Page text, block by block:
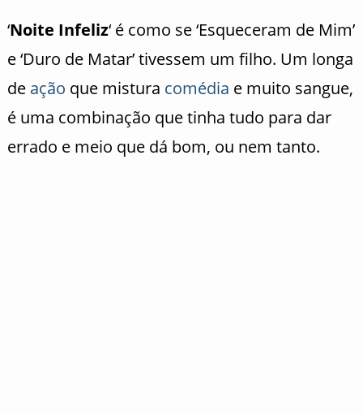
‘Noite Infeliz‘ é como se ‘Esqueceram de Mim’
e ‘Duro de Matar’ tivessem um filho. Um longa
de ação que mistura comédia e muito sangue,
é uma combinação que tinha tudo para dar
errado e meio que dá bom, ou nem tanto.